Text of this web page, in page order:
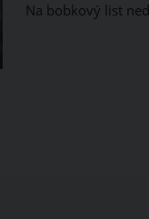
Na bobkový list